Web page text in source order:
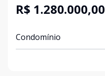
R$ 1.280.000,00
Condomínio